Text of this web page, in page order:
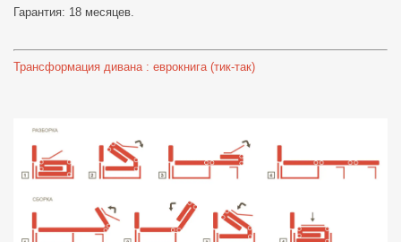
Гарантия: 18 месяцев.
Трансформация дивана : еврокнига (тик-так)